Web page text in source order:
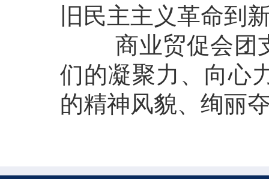
旧民主主义革命到
商业贸促会团支
们的凝聚力、向心
的精神风貌、绚丽